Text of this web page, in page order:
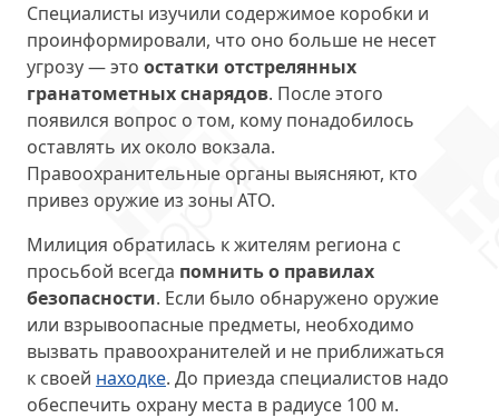
Специалисты изучили содержимое коробки и
проинформировали, что оно больше не несет
угрозу — это остатки отстрелянных
гранатометных снарядов. После этого
появился вопрос о том, кому понадобилось
оставлять их около вокзала.
Правоохранительные органы выясняют, кто
привез оружие из зоны АТО.
Милиция обратилась к жителям региона с
просьбой всегда помнить о правилах
безопасности. Если было обнаружено оружие
или взрывоопасные предметы, необходимо
вызвать правоохранителей и не приближаться
к своей находке. До приезда специалистов надо
обеспечить охрану места в радиусе 100 м.